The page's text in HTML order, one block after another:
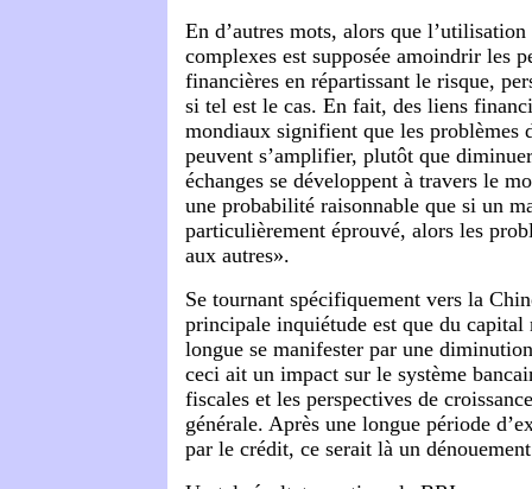
En d’autres mots, alors que
complexes est supposée amoindrir les
financières en répartissant le risque,
si tel est le cas. En fait, des liens
mondiaux signifient que les problèmes
peuvent s’amplifier, plutôt que
échanges se développent à travers le
une probabilité raisonnable que si un
particulièrement éprouvé, alors les
aux autres».
Se tournant spécifiquement vers la
principale inquiétude est que du
longue se manifester par une
ceci ait un impact sur le système
fiscales et les perspectives de
générale. Après une longue période
par le crédit, ce serait là un